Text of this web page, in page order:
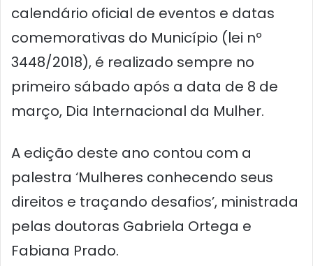
calendário oficial de eventos e datas
comemorativas do Município (lei nº
3448/2018), é realizado sempre no
primeiro sábado após a data de 8 de
março, Dia Internacional da Mulher.
A edição deste ano contou com a
palestra ‘Mulheres conhecendo seus
direitos e traçando desafios’, ministrada
pelas doutoras Gabriela Ortega e
Fabiana Prado.